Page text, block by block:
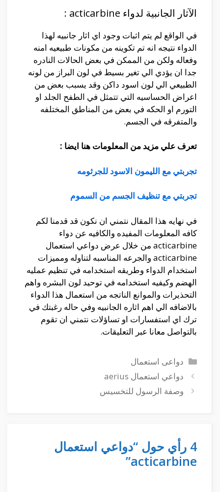
الآثار الجانبية لدواء acticarbine :
في الواقع لم يتم اثبات وجود اي اثار جانبيه لهذا
الدواء نتيجه انه تم تكوينه من مكونات طبيعيه امنه
وفعاله ولكن من الممكن في بعض الحالات النادره
جدا ان يؤدي الي تغير بسيط في لون البراز من لونه
الطبيعي الي لون اسود داكن وقد يسبب بعض من
اعراض الحساسيه التي تتمثل في الطفح الجلد او
التورم او الحكه في بعض من المناطق المختلفه
والمتفرقه في الجسم.
تعرف علي مزيد من المعلومات هنا ايضا :
تجربتي مع الليمون الاسود للجرثومه
تجربتي مع تنظيف الجسم من السموم
في نهايه هذا المقال نتمني ان نكون قد قدمنا لكم
كافه المعلومات المفيده والكافيه عن دواء
acticarbine من خلال عرض دواعي استعمال
acticarbine والجرعه المناسبه لتناوله ومميزات
استخدام الدواء وطريقه استخدامه في تنظيم عمليه
الهضم وكيفيه استخدامه في توحيد لون البشره واهم
التحذيرات والموانع الناتجه من استعمال هذا الدواء
بالاضافه الي اهم اثاره الجانبيه وفي حاله رغبتك في
ترك اي استفسارات او تساؤلات نتمني ان تقوم
بالتواصل معانا عبر التعليقات.
التصنيفات
دواعى استعمال
دواعي استعمال aerius
وصفة الرسول للتخسيس
4 رأي حول “دواعي استعمال
acticarbine”